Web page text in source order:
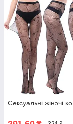
Сексуальні жіночі